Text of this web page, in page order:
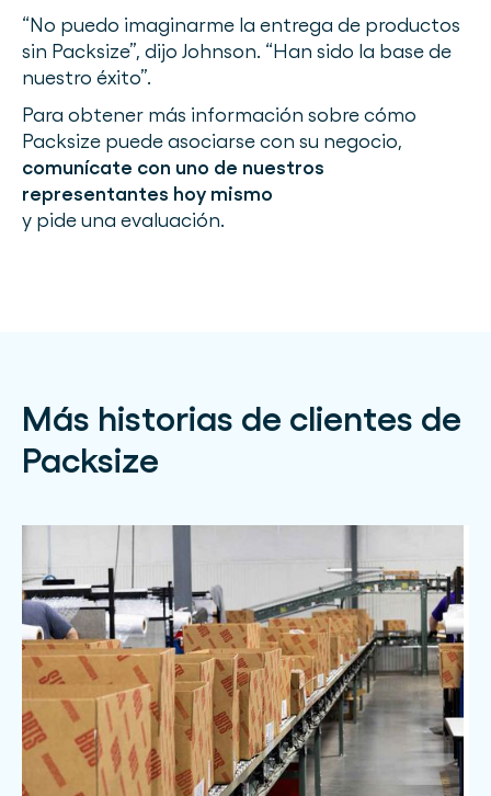
“No puedo imaginarme la entrega de productos
sin Packsize”, dijo Johnson. “Han sido la base de
nuestro éxito”.
Para obtener más información sobre cómo
Packsize puede asociarse con su negocio,
comunícate con uno de nuestros
representantes hoy mismo
y pide una evaluación.
Más historias de clientes de
Packsize